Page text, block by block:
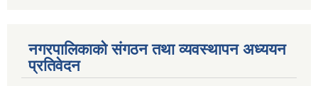
नगरपालिकाको संगठन तथा व्यवस्थापन अध्ययन
प्रतिवेदन